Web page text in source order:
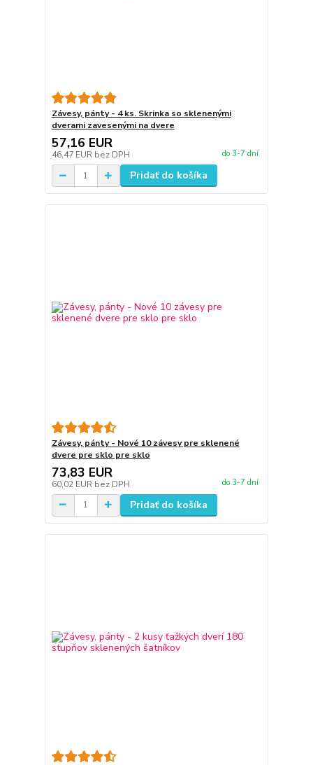
Závesy, pánty - 4 ks. Skrinka so sklenenými
dverami zavesenými na dvere
57,16 EUR
46,47 EUR bez DPH do 3-7 dní
Pridať do košíka
Závesy, pánty - Nové 10 závesy pre sklenené
dvere pre sklo pre sklo
73,83 EUR
60,02 EUR bez DPH do 3-7 dní
Pridať do košíka